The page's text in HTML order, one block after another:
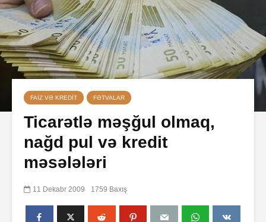
FAIZ VƏ KREDIT FƏTVALAR
Ticarətlə məşğul olmaq,
nağd pul və kredit
məsələləri
11 Dekabr 2009 1759 Baxış